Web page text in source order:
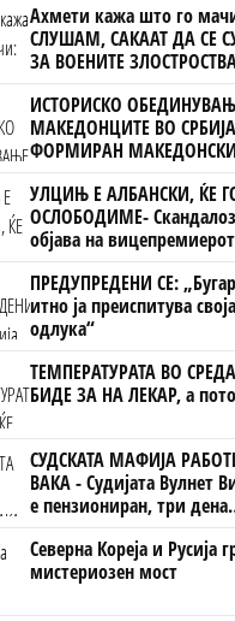
Ахмети кажа што го
СЛУШАМ, САКААТ ДА СЕ
ЗА ВОЕНИТЕ
УЧК...
ИСТОРИСКО
МАКЕДОНЦИТЕ ВО
ФОРМИРАН
НАЦИОНАЛЕН СОЈУЗ
УЛЦИЊ Е АЛБАНСКИ, ЌЕ
ОСЛОБОДИМЕ-
објава на
Црна Гора
ПРЕДУПРЕДЕНИ СЕ:
итно ја преиспитува
одлука“
ТЕМПЕРАТУРАТА ВО
БИДЕ ЗА НА ЛЕКАР, а
СУДСКАТА МАФИЈА РАБОТИ
ВАКА - Судијата Вулнет
е пензиониран, три дена
откако му го врати
на бизнисменот
Северна Кореја и Русија
мистериозен мост